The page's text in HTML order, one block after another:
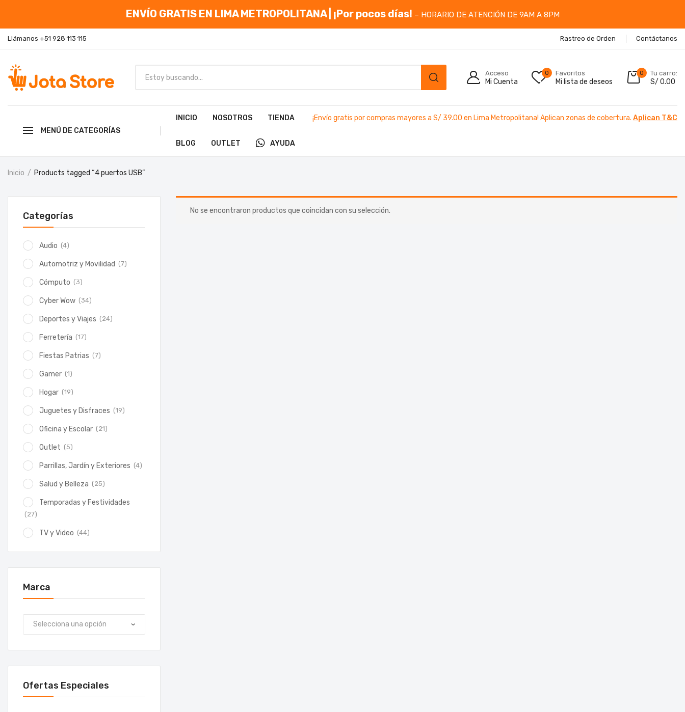
ENVÍO GRATIS EN LIMA METROPOLITANA | ¡Por pocos días! – HORARIO DE ATENCIÓN DE 9AM A 8PM
Llámanos +51 928 113 115 Rastreo de Orden Contáctanos
Acceso
Mi Cuenta
0 Favoritos
Mi lista de deseos
0 Tu carro:
S/ 0.00
MENÚ DE CATEGORÍAS
INICIO NOSOTROS TIENDA
BLOG OUTLET AYUDA
¡Envío gratis por compras mayores a S/ 39.00 en Lima Metropolitana! Aplican zonas de cobertura. Aplican T&C
Inicio Products tagged “4 puertos USB”
No se encontraron productos que coincidan con su selección.
Categorías
Audio (4)
Automotriz y Movilidad (7)
Cómputo (3)
Cyber Wow (34)
Deportes y Viajes (24)
Ferretería (17)
Fiestas Patrias (7)
Gamer (1)
Hogar (19)
Juguetes y Disfraces (19)
Oficina y Escolar (21)
Outlet (5)
Parrillas, Jardín y Exteriores (4)
Salud y Belleza (25)
Temporadas y Festividades
(27)
TV y Video (44)
Marca
Ofertas Especiales